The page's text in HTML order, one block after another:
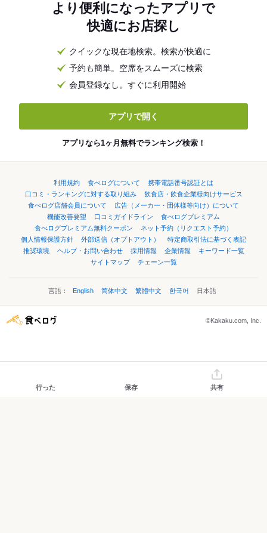
より便利になったアプリで
快適にお店探し
クイックな現在地検索。検索が快適に
予約も簡単。空席をスムーズに検索
会員登録なし。すぐに利用開始
アプリで開く
アプリなら1ヶ月無料でランキング検索！
利用規約 食べログについて
携帯電話番号認証とは
口コミ・ランキングに対する取り組み
飲食店・飲食企業様向けサービス
食べログ店舗会員について
広告（メーカー・団体様等向け）について
機能改善要望
口コミガイドライン
食べログプレミアム
食べログプレミアム無料クーポン
ネット予約（リクエスト予約）
個人情報保護方針
外部送信（オプトアウト）
特定商取引法に基づく表記
推奨環境
ヘルプ・お問い合わせ 採用情報 企業情報
キーワード一覧
サイトマップ
チェーン一覧
言語： English 简体中文 繁體中文 한국어 日本語
©Kakaku.com, Inc.
行った 保存 共有